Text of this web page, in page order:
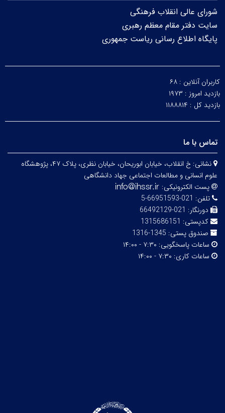
شورای عالی انقلاب فرهنگی
سایت دفتر مقام معظم رهبری
پایگاه اطلاع رسانی ریاست جمهوری
کاربران آنلاین : ۶۸
بازدید امروز : ۱۹۷۳
بازدید کل : ۱۱۸۸۸۱۴
تماس با ما
نشانی:
خ انقلاب، خیابان ابوریحان، خیابان نظری، پلاک ۴۷، پژوهشگاه
علوم انسانی و مطالعات اجتماعی جهاد دانشگاهی
پست الکترونیکی:
تلفن: 021-66951593-5
دورنگار: 021-66492129
کدپستی: 1315686151
صندوق پستی: 1345-1316
ساعات پاسخگویی: ۷:۳۰ - ۱۴:۰۰
ساعات کاری: ۷:۳۰ - ۱۴:۰۰